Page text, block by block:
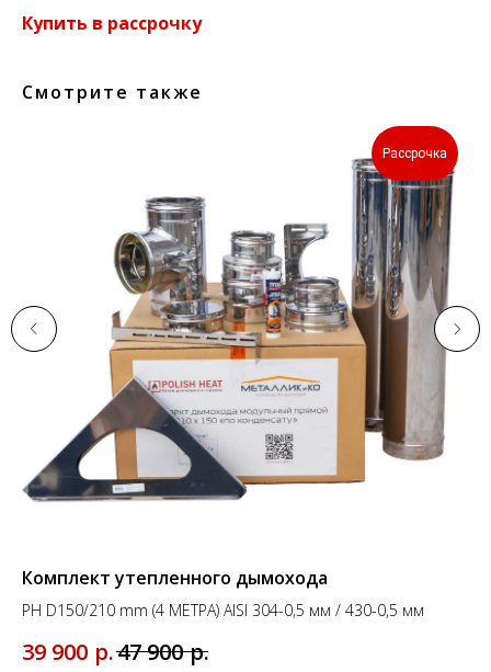
Купить в рассрочку
Смотрите также
Рассрочка
Комплект утепленного дымохода
PH D150/210 mm (4 МЕТРА) AISI 304-0,5 мм / 430-0,5 мм
39 900 р.47 900 р.